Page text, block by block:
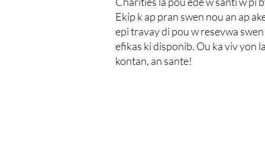
Ekip k ap pran swen nou an ap
epi travay di pou w resevwa
efikas ki disponib. Ou ka viv yon
kontan, an sante!